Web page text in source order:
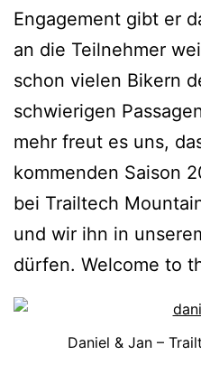
Engagement gibt er
an die Teilnehmer
schon vielen Bikern
schwierigen
mehr freut es uns,
kommenden Saison
bei Trailtech
und wir ihn in
dürfen. Welcome to
Daniel & Jan –